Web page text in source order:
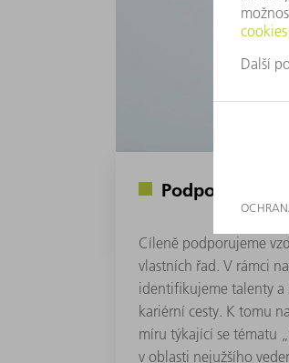
Podpora talentů
Cíleně podporujeme
vlastních řad. V rámci
identifikujeme talenty a
kariérní cesty. K tomu
míru týkající se tématu
v oblasti nejužšího